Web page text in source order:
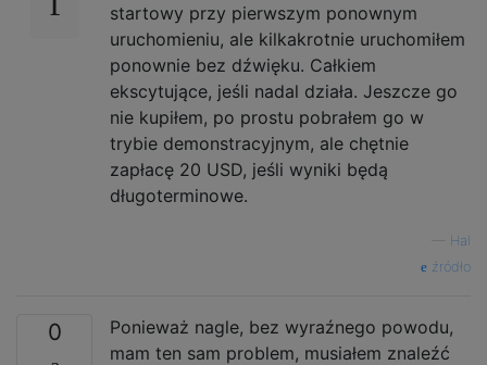
startowy przy pierwszym ponownym
uruchomieniu, ale kilkakrotnie uruchomiłem
ponownie bez dźwięku. Całkiem
ekscytujące, jeśli nadal działa. Jeszcze go
nie kupiłem, po prostu pobrałem go w
trybie demonstracyjnym, ale chętnie
zapłacę 20 USD, jeśli wyniki będą
długoterminowe.
Hal
źródło
0
Ponieważ nagle, bez wyraźnego powodu,
mam ten sam problem, musiałem znaleźć